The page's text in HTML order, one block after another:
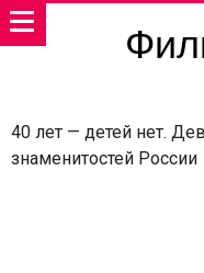
40 лет — детей нет.
знаменитостей России